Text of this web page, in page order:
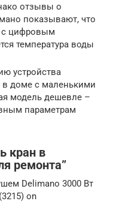
отзывы о
показывают, что
с цифровым
температура воды
устройства
в доме с маленькими
модель дешевле –
параметрам
кран в
ремонта”
Delimano 3000 Вт
on